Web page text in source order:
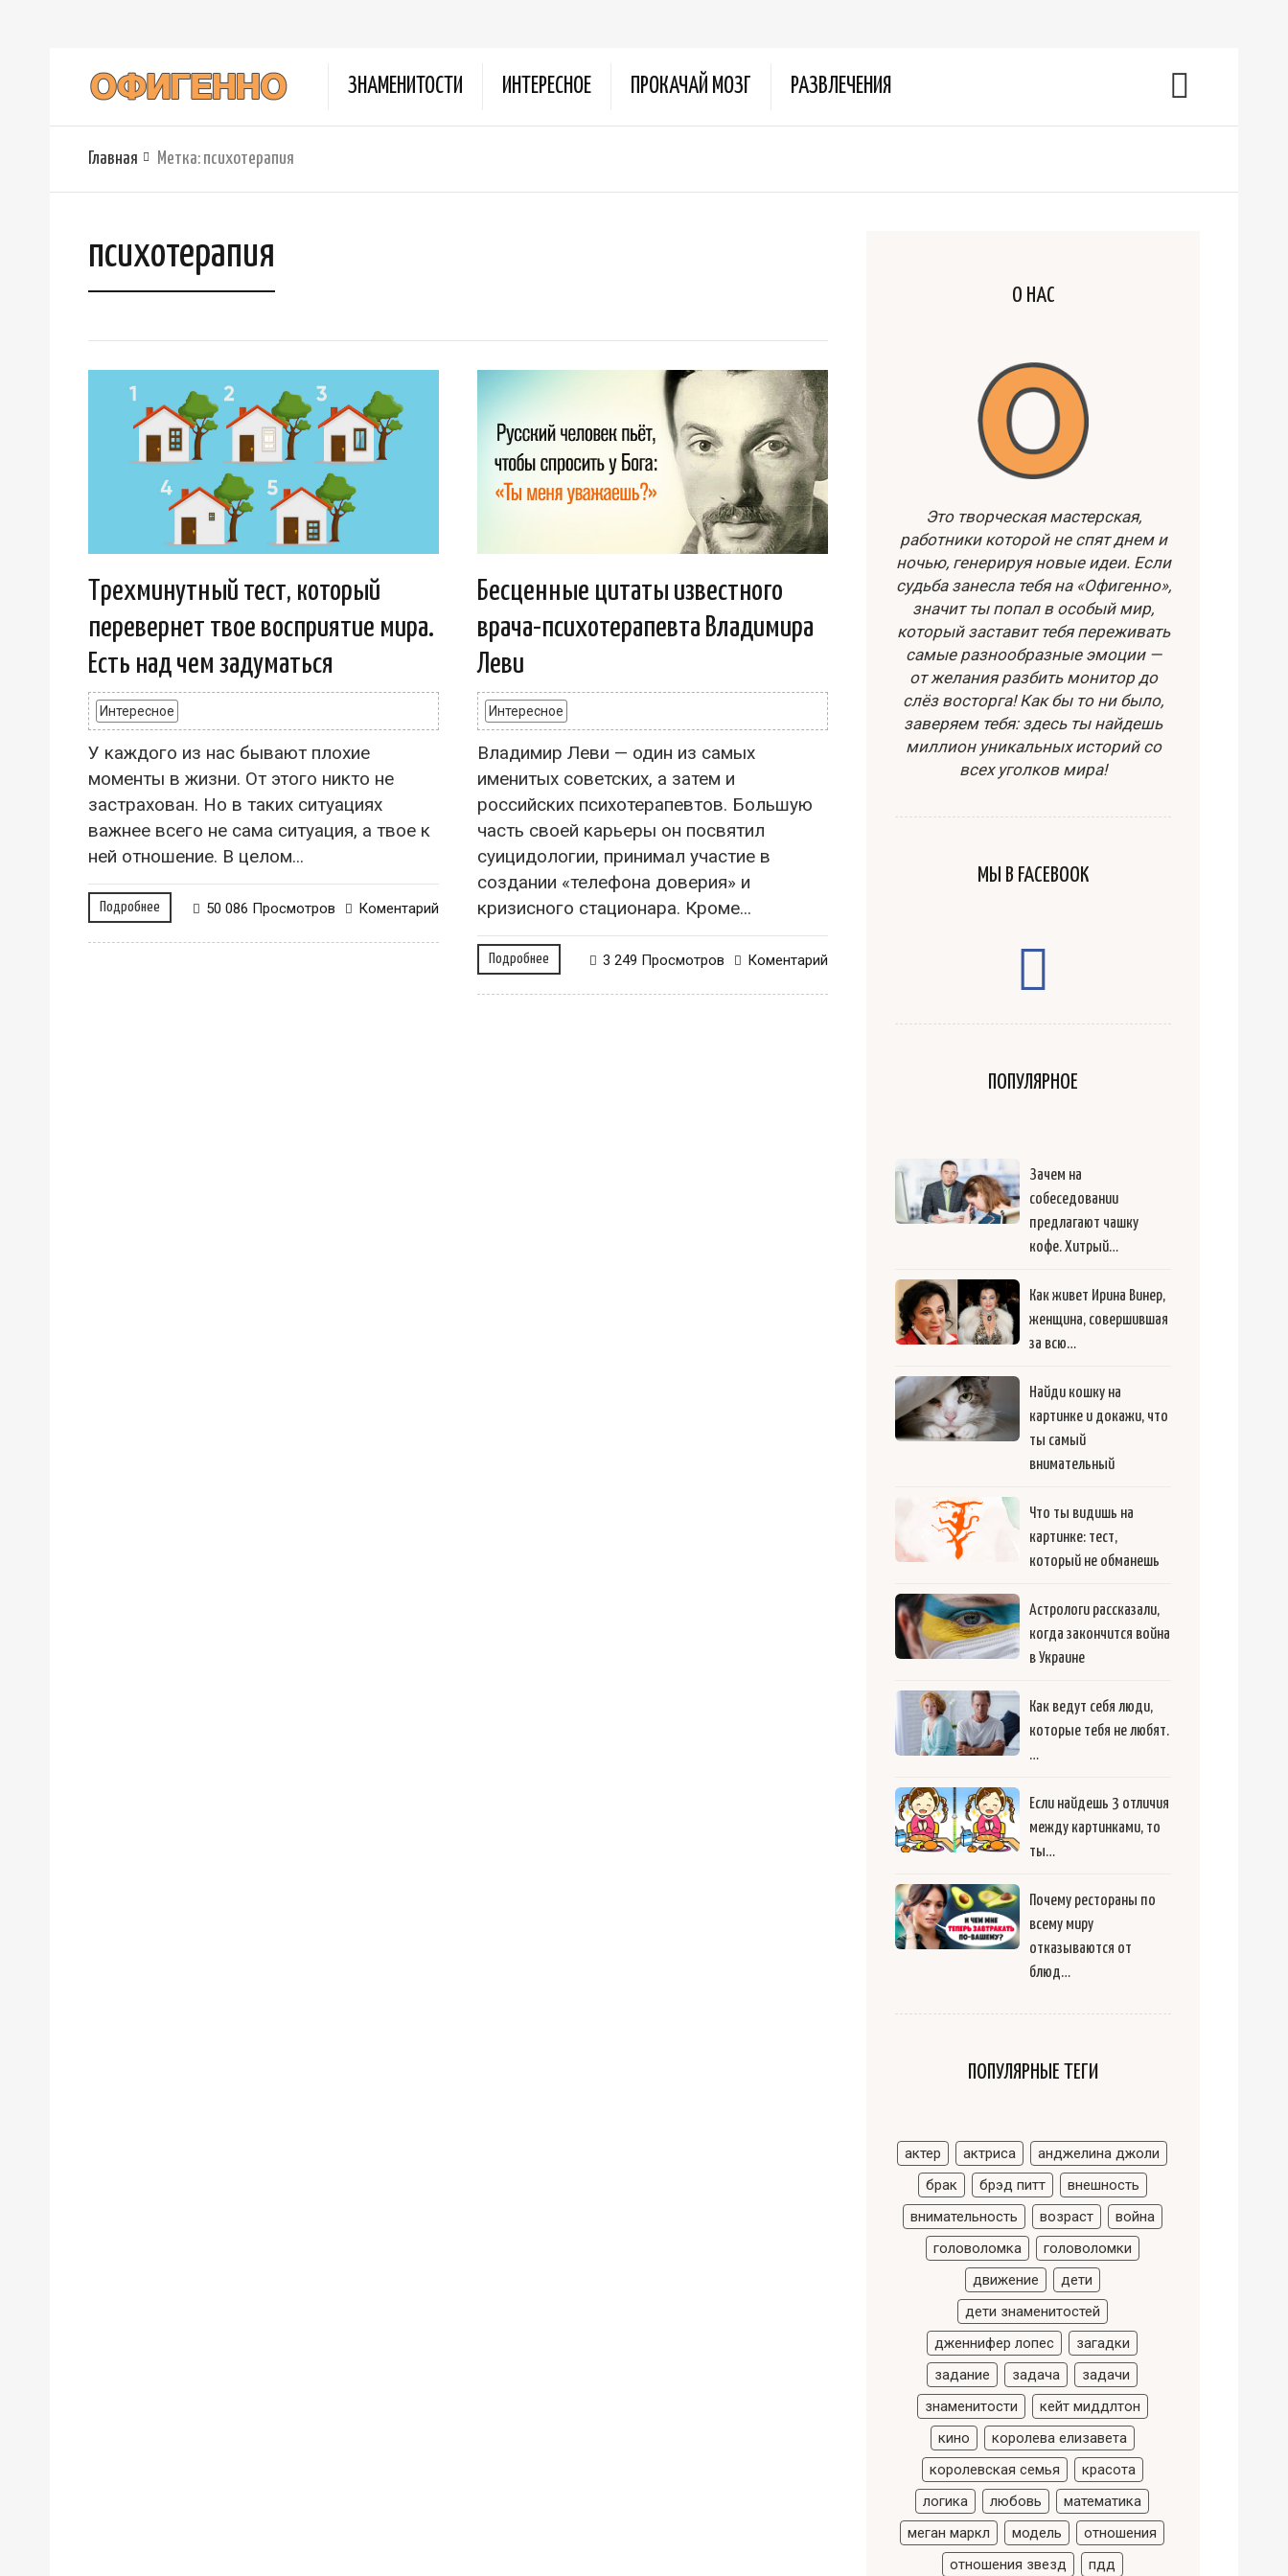
ЗНАМЕНИТОСТИ ИНТЕРЕСНОЕ ПРОКАЧАЙ МОЗГ РАЗВЛЕЧЕНИЯ
Главная Метка: психотерапия
психотерапия
Трехминутный тест, который
перевернет твое восприятие мира.
Есть над чем задуматься
Интересное
У каждого из нас бывают плохие
моменты в жизни. От этого никто не
застрахован. Но в таких ситуациях
важнее всего не сама ситуация, а твое к
ней отношение. В целом...
Подробнее Коментарий
50 086 Просмотров
Бесценные цитаты известного
врача-психотерапевта Владимира
Леви
Интересное
Владимир Леви — один из самых
именитых советских, а затем и
российских психотерапевтов. Большую
часть своей карьеры он посвятил
суицидологии, принимал участие в
создании «телефона доверия» и
кризисного стационара. Кроме...
Подробнее Коментарий
3 249 Просмотров
О НАС
Это творческая мастерская,
работники которой не спят днем и
ночью, генерируя новые идеи. Если
судьба занесла тебя на «Офигенно»,
значит ты попал в особый мир,
который заставит тебя переживать
самые разнообразные эмоции —
от желания разбить монитор до
слёз восторга! Как бы то ни было,
заверяем тебя: здесь ты найдешь
миллион уникальных историй со
всех уголков мира!
МЫ В FACEBOOK
ПОПУЛЯРНОЕ
Зачем на
собеседовании
предлагают чашку
кофе. Хитрый…
Как живет Ирина Винер,
женщина, совершившая
за всю…
Найди кошку на
картинке и докажи, что
ты самый
внимательный
Что ты видишь на
картинке: тест,
который не обманешь
Астрологи рассказали,
когда закончится война
в Украине
Как ведут себя люди,
которые тебя не любят.
…
Если найдешь 3 отличия
между картинками, то
ты…
Почему рестораны по
всему миру
отказываются от
блюд…
ПОПУЛЯРНЫЕ ТЕГИ
актер актриса
анджелина джоли
брак
брэд питт
внешность
внимательность
возраст
война
головоломка
головоломки
движение
дети
дети знаменитостей
дженнифер лопес
загадки
задание
задача
задачи
знаменитости
кейт миддлтон
кино
королева елизавета
королевская семья
красота
логика
любовь
математика
меган маркл
модель
отношения
отношения звезд
пдд